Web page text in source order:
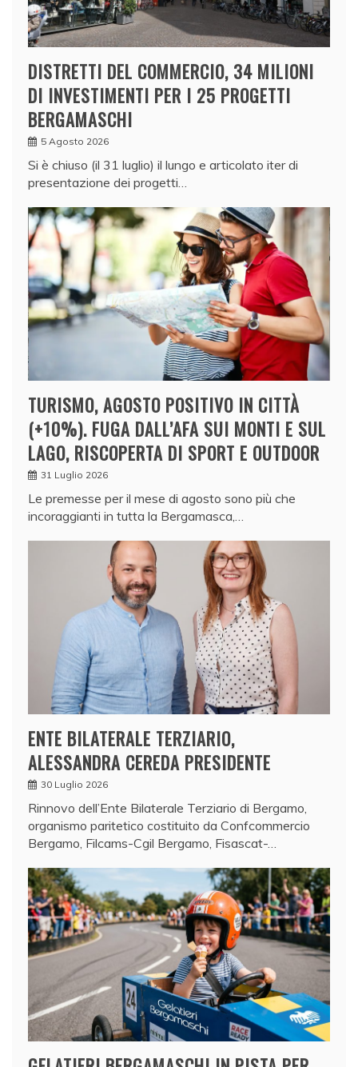
DISTRETTI DEL COMMERCIO, 34 MILIONI
DI INVESTIMENTI PER I 25 PROGETTI
BERGAMASCHI
5 Agosto 2026
Si è chiuso (il 31 luglio) il lungo e articolato iter di
presentazione dei progetti…
TURISMO, AGOSTO POSITIVO IN CITTÀ
(+10%). FUGA DALL’AFA SUI MONTI E SUL
LAGO, RISCOPERTA DI SPORT E OUTDOOR
31 Luglio 2026
Le premesse per il mese di agosto sono più che
incoraggianti in tutta la Bergamasca,…
ENTE BILATERALE TERZIARIO,
ALESSANDRA CEREDA PRESIDENTE
30 Luglio 2026
Rinnovo dell’Ente Bilaterale Terziario di Bergamo,
organismo paritetico costituito da Confcommercio
Bergamo, Filcams-Cgil Bergamo, Fisascat-…